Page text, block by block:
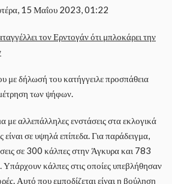
15 Μαΐου 2023, 01:22
με δήλωσή του κατήγγειλε προσπάθεια
των ψήφων.
αλλεπάλληλες ενστάσεις στα εκλογικά
σε υψηλά επίπεδα. Για παράδειγμα,
σε 300 κάλπες στην Άγκυρα και 783
κάλπες στις οποίες υπεβλήθησαν
Αυτό που εμποδίζεται είναι η βούληση